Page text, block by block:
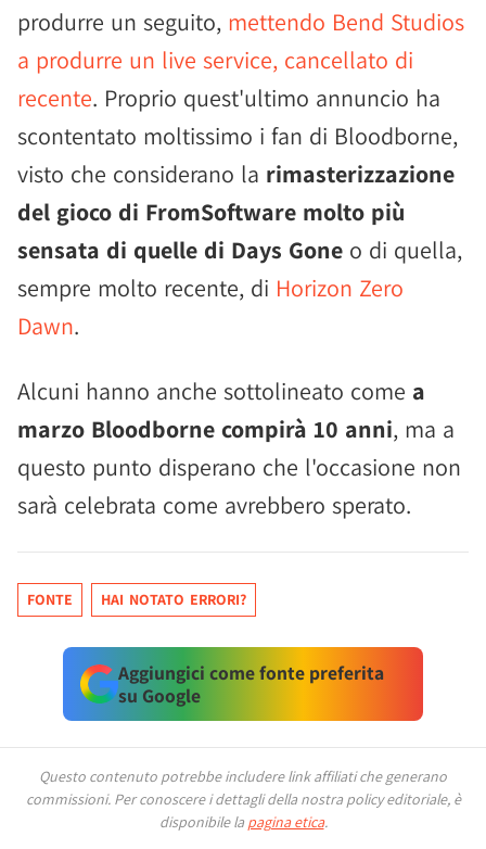
produrre un seguito, mettendo Bend Studios
a produrre un live service, cancellato di
recente. Proprio quest'ultimo annuncio ha
scontentato moltissimo i fan di Bloodborne,
visto che considerano la rimasterizzazione
del gioco di FromSoftware molto più
sensata di quelle di Days Gone o di quella,
sempre molto recente, di Horizon Zero
Dawn.
Alcuni hanno anche sottolineato come a
marzo Bloodborne compirà 10 anni, ma a
questo punto disperano che l'occasione non
sarà celebrata come avrebbero sperato.
FONTE HAI NOTATO ERRORI?
Aggiungici come fonte preferita
su Google
Questo contenuto potrebbe includere link affiliati che generano
commissioni. Per conoscere i dettagli della nostra policy editoriale, è
disponibile la pagina etica.